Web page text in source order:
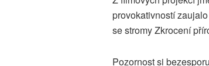
provokativností
se stromy Zkrocení
Pozornost si